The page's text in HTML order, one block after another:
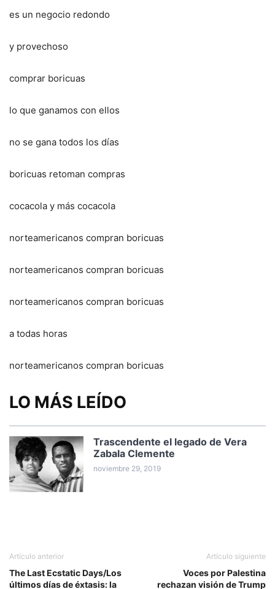
es un negocio redondo
y provechoso
comprar boricuas
lo que ganamos con ellos
no se gana todos los días
boricuas retoman compras
cocacola y más cocacola
norteamericanos compran boricuas
norteamericanos compran boricuas
norteamericanos compran boricuas
a todas horas
norteamericanos compran boricuas
LO MÁS LEÍDO
Trascendente el legado de Vera
Zabala Clemente
noviembre 29, 2019
Artículo anterior
The Last Ecstatic Days/Los
últimos días de éxtasis: la
Artículo siguiente
Voces por Palestina
rechazan visión de Trump